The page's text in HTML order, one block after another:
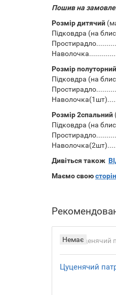
Пошив на
Розмір дитячий
Підковдра (на
Розмір полуторний
Підковдра (на
Розмір 2спальний
Підковдра (на
Дивіться також
Маємо свою
Немає
Цуценячий